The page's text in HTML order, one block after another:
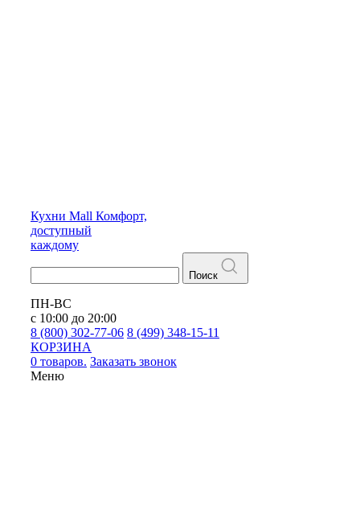
Кухни Mall Комфорт,
доступный
каждому
Поиск
ПН-ВС
с 10:00 до 20:00
8 (800) 302-77-06 8 (499) 348-15-11
КОРЗИНА
0 товаров. Заказать звонок
Меню